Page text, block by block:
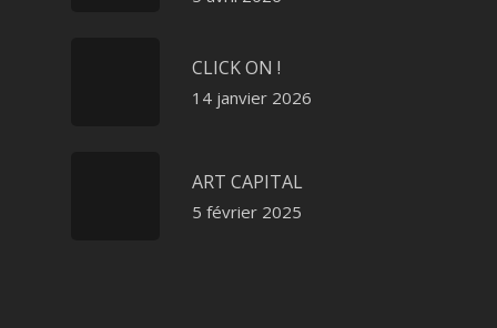
CLICK ON !
14 janvier 2026
ART CAPITAL
5 février 2025